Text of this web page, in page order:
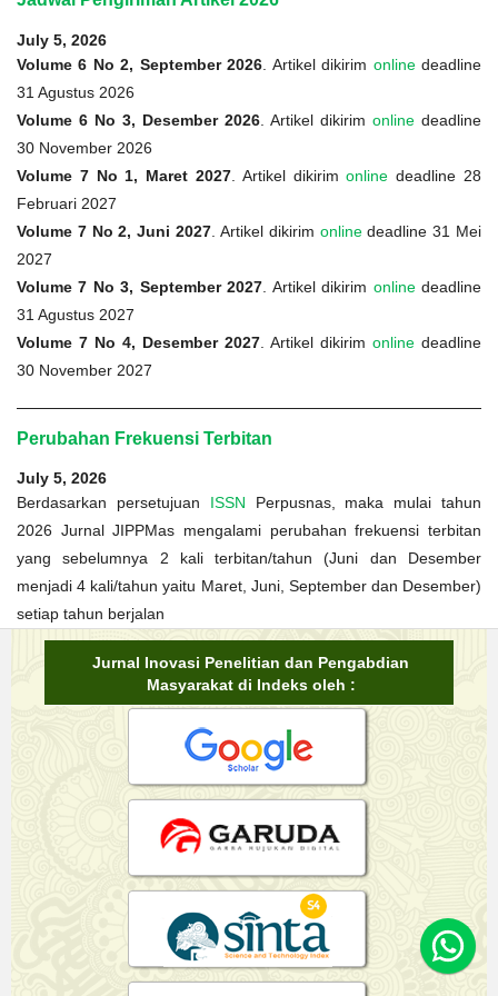
July 5, 2026
Volume 6 No 2, September 2026 . Artikel dikirim onlinedeadline
31 Agustus 2026
Volume 6 No 3, Desember 2026 . Artikel dikirim online deadline
30 November 2026
Volume 7 No 1, Maret 2027 . Artikel dikirimonline deadline 28
Februari 2027
Volume 7 No 2, Juni 2027 . Artikel dikirim onlinedeadline 31 Mei
2027
Volume 7 No 3, September 2027 . Artikel dikirim onlinedeadline
31 Agustus 2027
Volume 7 No 4, Desember 2027 . Artikel dikirim online deadline
30 November 2027
Perubahan Frekuensi Terbitan
July 5, 2026
Berdasarkan persetujuan ISSN Perpusnas, maka mulai tahun
2026 Jurnal JIPPMas mengalami perubahan frekuensi terbitan
yang sebelumnya 2 kali terbitan/tahun (Juni dan Desember
menjadi 4 kali/tahun yaitu Maret, Juni, September dan Desember)
setiap tahun berjalan
Jurnal Inovasi Penelitian dan Pengabdian
Masyarakat di Indeks oleh :